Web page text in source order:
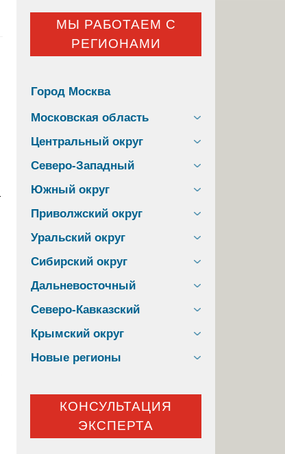
МЫ РАБОТАЕМ С
РЕГИОНАМИ
Город Москва
Московская область
Центральный округ
Северо-Западный
Южный округ
Приволжский округ
Уральский округ
Сибирский округ
Дальневосточный
Северо-Кавказский
Крымский округ
Новые регионы
КОНСУЛЬТАЦИЯ
ЭКСПЕРТА